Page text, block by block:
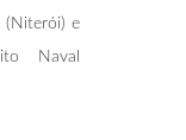
(Niterói) e
Naval